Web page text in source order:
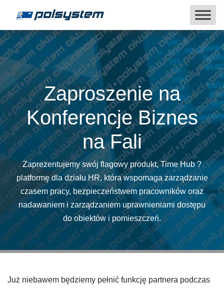
Zaproszenie na
Konferencje Biznes
na Fali
Zaprezentujemy swój flagowy produkt, Time Hub ?
platformę dla działu HR, która wspomaga zarządzanie
czasem pracy, bezpieczeństwem pracowników oraz
nadawaniem i zarządzaniem uprawnieniami dostępu
do obiektów i pomieszczeń.
Już niebawem będziemy pełnić funkcję partnera podczas